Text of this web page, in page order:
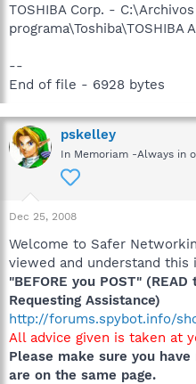
TOSHIBA Corp. -
programa\Toshiba\TOSHIBA
--
End of file - 6928 bytes
pskelley
In Memoriam -Always in
Dec 25, 2008
Welcome to Safer
viewed and understand this
"BEFORE you POST"
Requesting Assistance)
http://forums.spybot.info/
All advice given is taken at
Please make sure you
are on the same page.